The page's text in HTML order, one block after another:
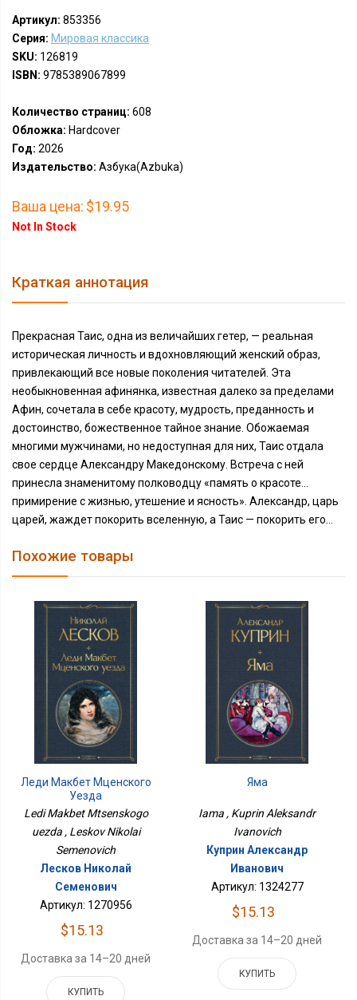
Артикул: 853356
Серия: Мировая классика
SKU: 126819
ISBN: 9785389067899
Количество страниц: 608
Обложка: Hardcover
Год: 2026
Издательство: Азбука(Azbuka)
Ваша цена: $19.95
Not In Stock
Краткая аннотация
Прекрасная Таис, одна из величайших гетер, — реальная
историческая личность и вдохновляющий женский образ,
привлекающий все новые поколения читателей. Эта
необыкновенная афинянка, известная далеко за пределами
Афин, сочетала в себе красоту, мудрость, преданность и
достоинство, божественное тайное знание. Обожаемая
многими мужчинами, но недоступная для них, Таис отдала
свое сердце Александру Македонскому. Встреча с ней
принесла знаменитому полководцу «память о красоте...
примирение с жизнью, утешение и ясность». Александр, царь
царей, жаждет покорить вселенную, а Таис — покорить его...
Похожие товары
Леди Макбет Мценского
Уезда
Ledi Makbet Mtsenskogo
uezda , Leskov Nikolai
Semenovich
Лесков Николай
Семенович
Артикул: 1270956
$15.13
Доставка за 14–20 дней
КУПИТЬ
Яма
Iama , Kuprin Aleksandr
Ivanovich
Куприн Александр
Иванович
Артикул: 1324277
$15.13
Доставка за 14–20 дней
КУПИТЬ